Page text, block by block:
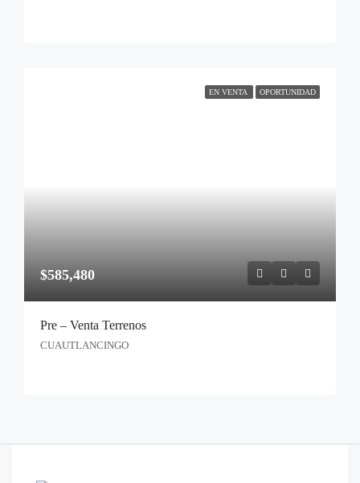
EN VENTA OPORTUNIDAD
$585,480
Pre – Venta Terrenos
CUAUTLANCINGO